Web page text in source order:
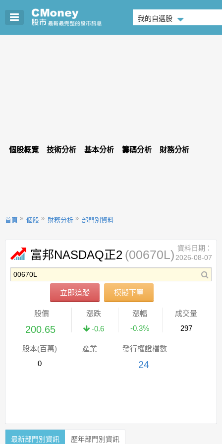
我的自選股
個股概覽 技術分析 基本分析 籌碼分析 財務分析
首頁 個股 財務分析 部門別資料
富邦NASDAQ正2 (00670L)
立即追蹤 模擬下單
資料日期：
2026-08-07
股價
200.65
漲跌
-0.6
漲幅
-0.3%
成交量
297
股本(百萬)
0
產業 發行權證檔數
24
最新部門別資訊 歷年部門別資訊